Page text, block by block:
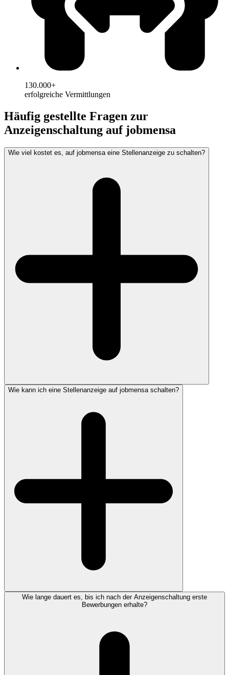
130.000+
erfolgreiche Vermittlungen
Häufig gestellte Fragen zur
Anzeigenschaltung auf jobmensa
Wie viel kostet es, auf jobmensa eine Stellenanzeige zu schalten?
Wie kann ich eine Stellenanzeige auf jobmensa schalten?
Wie lange dauert es, bis ich nach der Anzeigenschaltung erste
Bewerbungen erhalte?